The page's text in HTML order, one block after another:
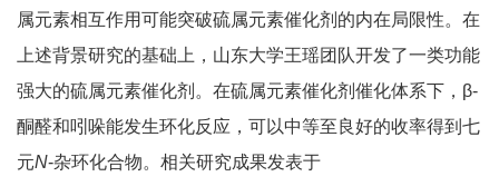
属元素相互作用可能突破硫属元素催化剂的内在局限性。在
上述背景研究的基础上，山东大学王瑶团队开发了一类功能
强大的硫属元素催化剂。在硫属元素催化剂催化体系下，β-
酮醛和吲哚能发生环化反应，可以中等至良好的收率得到七
元N-杂环化合物。相关研究成果发表于